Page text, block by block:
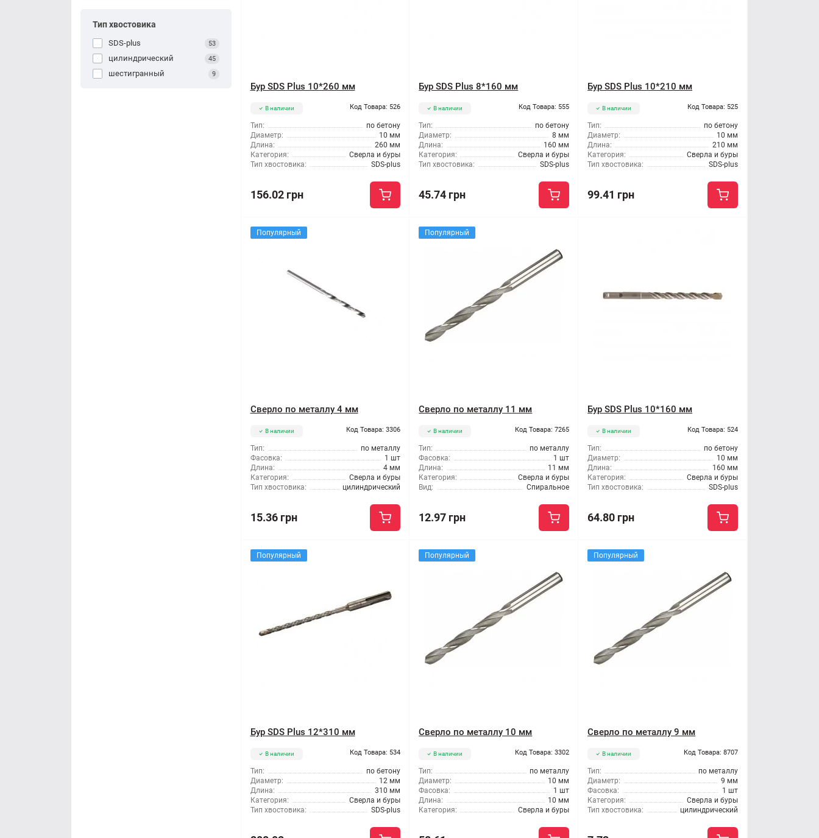
Тип хвостовика
SDS-plus 53
цилиндрический 45
шестигранный 9
Бур SDS Plus 10*260 мм
В наличии Код Товара: 526
Тип:
по бетону
Диаметр:
10 мм
Длина:
260 мм
Категория:
Сверла и буры
Тип хвостовика:
SDS-plus
156.02 грн
Бур SDS Plus 8*160 мм
В наличии Код Товара: 555
Тип:
по бетону
Диаметр:
8 мм
Длина:
160 мм
Категория:
Сверла и буры
Тип хвостовика:
SDS-plus
45.74 грн
Бур SDS Plus 10*210 мм
В наличии Код Товара: 525
Тип:
по бетону
Диаметр:
10 мм
Длина:
210 мм
Категория:
Сверла и буры
Тип хвостовика:
SDS-plus
99.41 грн
Популярный
Сверло по металлу 4 мм
В наличии Код Товара: 3306
Тип:
по металлу
Фасовка:
1 шт
Длина:
4 мм
Категория:
Сверла и буры
Тип хвостовика:
цилиндрический
15.36 грн
Популярный
Сверло по металлу 11 мм
В наличии Код Товара: 7265
Тип:
по металлу
Фасовка:
1 шт
Длина:
11 мм
Категория:
Сверла и буры
Вид:
Спиральное
12.97 грн
Бур SDS Plus 10*160 мм
В наличии Код Товара: 524
Тип:
по бетону
Диаметр:
10 мм
Длина:
160 мм
Категория:
Сверла и буры
Тип хвостовика:
SDS-plus
64.80 грн
Популярный
Бур SDS Plus 12*310 мм
В наличии Код Товара: 534
Тип:
по бетону
Диаметр:
12 мм
Длина:
310 мм
Категория:
Сверла и буры
Тип хвостовика:
SDS-plus
Популярный
Сверло по металлу 10 мм
В наличии Код Товара: 3302
Тип:
по металлу
Диаметр:
10 мм
Фасовка:
1 шт
Длина:
10 мм
Категория:
Сверла и буры
Популярный
Сверло по металлу 9 мм
В наличии Код Товара: 8707
Тип:
по металлу
Диаметр:
9 мм
Фасовка:
1 шт
Категория:
Сверла и буры
Тип хвостовика:
цилиндрический